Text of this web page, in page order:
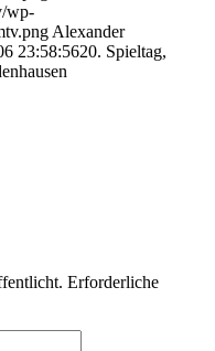
wp-
Alexander
23:58:5620. Spieltag,
Erforderliche